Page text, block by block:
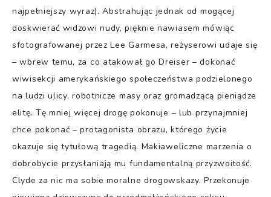
najpełniejszy wyraz). Abstrahując jednak od mogącej
doskwierać widzowi nudy, pięknie nawiasem mówiąc
sfotografowanej przez Lee Garmesa, reżyserowi udaje się
– wbrew temu, za co atakował go Dreiser – dokonać
wiwisekcji amerykańskiego społeczeństwa podzielonego
na ludzi ulicy, robotnicze masy oraz gromadzącą pieniądze
elitę. Tę mniej więcej drogę pokonuje – lub przynajmniej
chce pokonać – protagonista obrazu, którego życie
okazuje się tytułową tragedią. Makiaweliczne marzenia o
dobrobycie przysłaniają mu fundamentalną przyzwoitość.
Clyde za nic ma sobie moralne drogowskazy. Przekonuje